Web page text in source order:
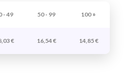
- 49 50 - 99 100 +
€ 16,54€ 14,85€